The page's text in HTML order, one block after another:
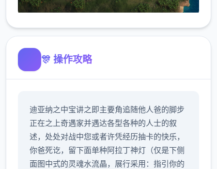
🎊 操作攻略
迪亚纳之中宝讲之即主要角追随他人爸的脚步
正在之上奇遇家并遇达各型各种的人士的叙
述，处处对战中您或者许凭经历抽卡的快乐，
你爸死讫，留下面单种阿拉丁神灯（仅是下侧
面图中式的灵魂水流晶，展行采用：指引你的